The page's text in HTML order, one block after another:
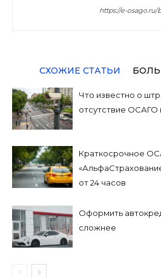
https://e-osago.ru/
СХОЖИЕ СТАТЬИ
Что известно о
отсутствие ОСАГО
Краткосрочное
от 24 часов
Оформить
сложнее